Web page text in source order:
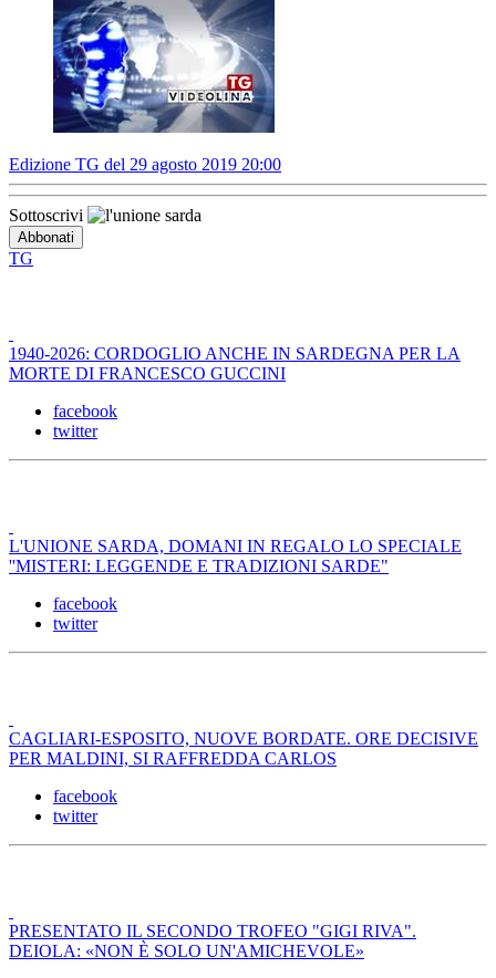
Edizione TG del 29 agosto 2019 20:00
Sottoscrivi
TG
1940-2026: CORDOGLIO ANCHE IN SARDEGNA PER LA
MORTE DI FRANCESCO GUCCINI
facebook
twitter
L'UNIONE SARDA, DOMANI IN REGALO LO SPECIALE
''MISTERI: LEGGENDE E TRADIZIONI SARDE"
facebook
twitter
CAGLIARI-ESPOSITO, NUOVE BORDATE. ORE DECISIVE
PER MALDINI, SI RAFFREDDA CARLOS
facebook
twitter
PRESENTATO IL SECONDO TROFEO "GIGI RIVA".
DEIOLA: «NON È SOLO UN'AMICHEVOLE»